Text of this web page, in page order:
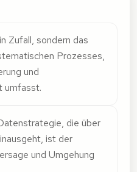
Zufall, sondern das
Prozesses,
und
umfasst.
die über
ist der
und Umgehung